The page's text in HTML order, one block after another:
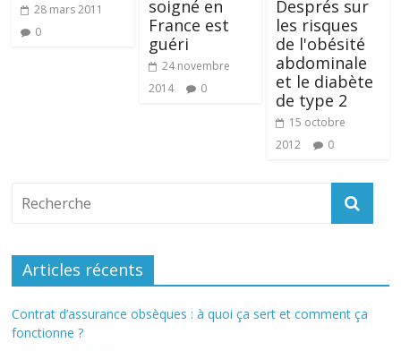
28 mars 2011
0
soigné en
France est
guéri
24 novembre
2014
0
Després sur
les risques
de l'obésité
abdominale
et le diabète
de type 2
15 octobre
2012
0
Articles récents
Contrat d’assurance obsèques : à quoi ça sert et comment ça
fonctionne ?